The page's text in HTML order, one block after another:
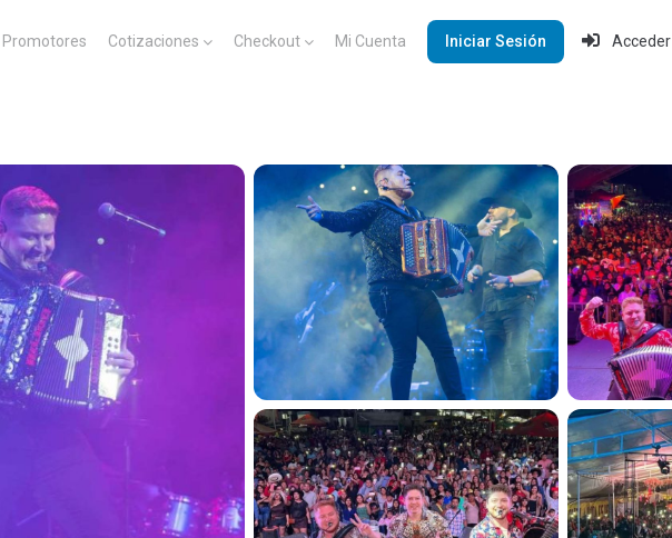
Promotores Cotizaciones Checkout Mi Cuenta Iniciar Sesión Acceder